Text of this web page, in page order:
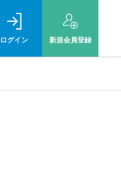
ログイン 新規会員登録